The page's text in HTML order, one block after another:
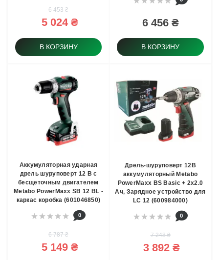
6 453 ₴
5 024 ₴
В КОРЗИНУ
6 456 ₴
В КОРЗИНУ
Аккумуляторная ударная
дрель шуруповерт 12 В с
бесщеточным двигателем
Metabo PowerMaxx SB 12 BL -
каркас коробка (601046850)
0
6 787 ₴
5 149 ₴
Дрель-шуруповерт 12В
аккумуляторный Metabo
PowerMaxx BS Basic + 2x2.0
Ач, Зарядное устройство для
LC 12 (600984000)
0
7 248 ₴
3 892 ₴